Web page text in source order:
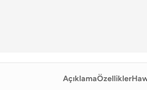
AçıklamaÖzellikler